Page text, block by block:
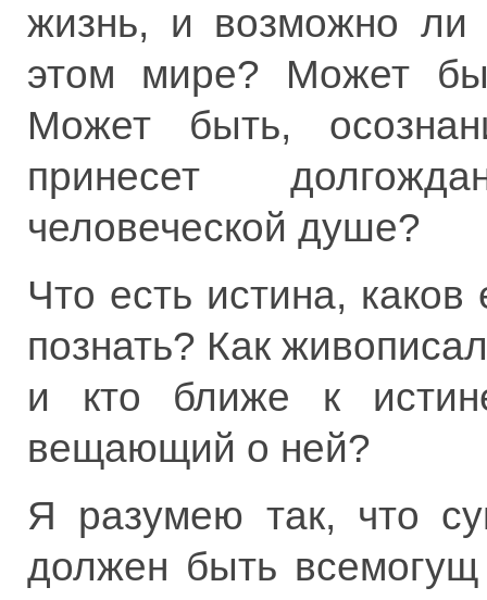
жизнь, и возможно
этом мире? Может
Может быть,
принесет
человеческой душе?
Что есть истина,
познать? Как
и кто ближе к
вещающий о ней?
Я разумею так, что
должен быть